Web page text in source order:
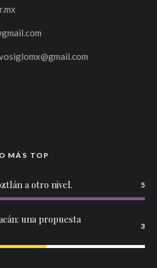
MÁS TOP
a otro nivel. 5
una propuesta
3